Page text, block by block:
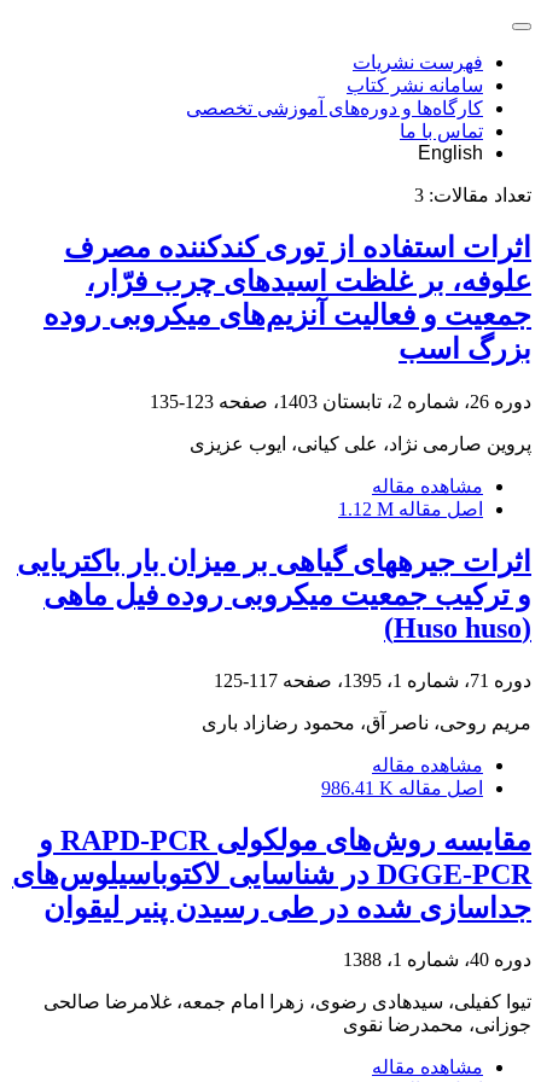
فهرست نشریات
سامانه نشر کتاب
کارگاه‌ها و دوره‌های آموزشی تخصصی
تماس با ما
English
تعداد مقالات: 3
اثرات استفاده از توری کندکننده مصرف
علوفه، بر غلظت اسیدهای چرب فرّار،
جمعیت و فعالیت آنزیم‌های میکروبی روده
بزرگ اسب
دوره 26، شماره 2، تابستان 1403، صفحه 123-135
پروین صارمی نژاد، علی کیانی، ایوب عزیزی
مشاهده مقاله
اصل مقاله 1.12 M
اثرات جیرههای گیاهی بر میزان بار باکتریایی
و ترکیب جمعیت میکروبی روده فیل ماهی
(Huso huso)
دوره 71، شماره 1، 1395، صفحه 117-125
مریم روحی، ناصر آق، محمود رضازاد باری
مشاهده مقاله
اصل مقاله 986.41 K
مقایسه روش‌های مولکولی RAPD-PCR و
DGGE-PCR در شناسایی لاکتوباسیلوس‌های
جداسازی شده در طی رسیدن پنیر لیقوان
دوره 40، شماره 1، 1388
تیوا کفیلی، سیدهادی رضوی، زهرا امام جمعه، غلامرضا صالحی
جوزانی، محمدرضا نقوی
مشاهده مقاله